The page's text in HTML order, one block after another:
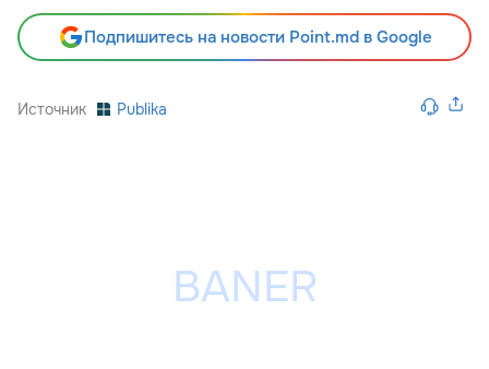
Подпишитесь на новости Point.md в Google
Источник Publika